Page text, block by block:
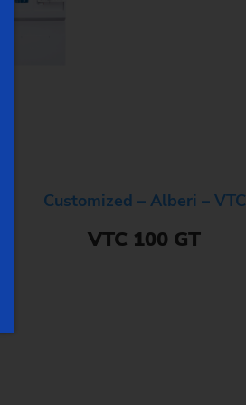
Customized – Alberi – VTC
VTC 100 GT